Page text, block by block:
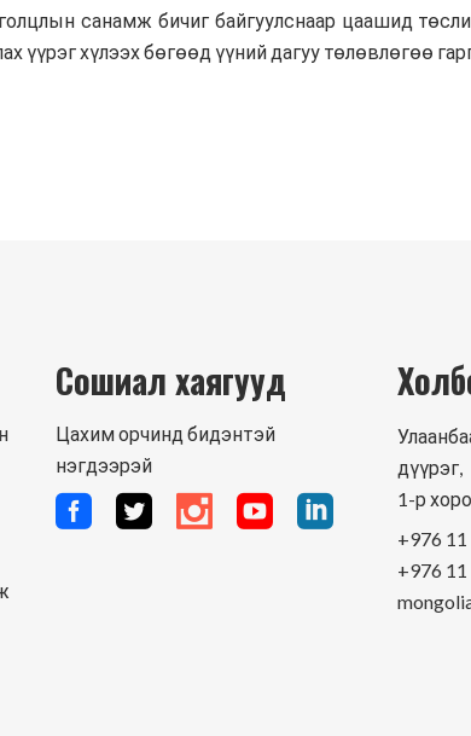
санамж бичиг байгуулснаар цаашид
үүрэг хүлээх бөгөөд үүний дагуу төлөвлөгөө
Сошиал хаягууд
Цахим орчинд бидэнтэй
нэгдээрэй
дүүрэг,
1-р
+976
+976